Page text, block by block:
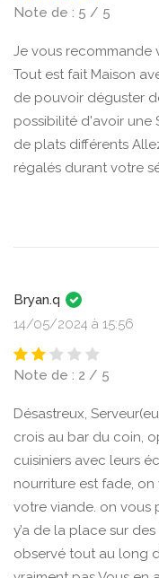
Note de : 5 / 5
Je vous recommande
Tout est fait Maison
de pouvoir déguster
possibilité d'avoir une
de plats différents
régalés durant votre
Bryan.q
14/05/2024 à 15:56
Note de : 2 / 5
Désastreux,
crois au bar du coin,
cuisiniers avec leurs
nourriture est fade,
votre viande. on vous
y’a de la place sur
observé tout au long